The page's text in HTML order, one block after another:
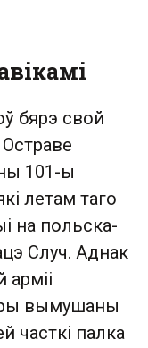
бярэ свой
Остраве
101-ы
летам таго
на польска-
Случ. Аднак
вымушаны
часткі палка